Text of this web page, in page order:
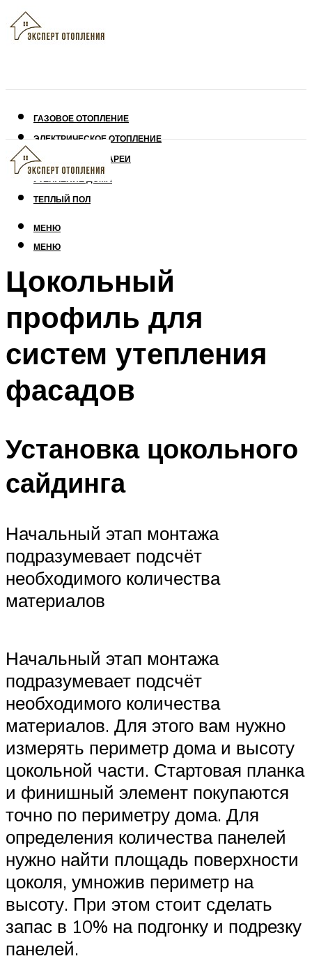
ГАЗОВОЕ ОТОПЛЕНИЕ
ЭЛЕКТРИЧЕСКОЕ ОТОПЛЕНИЕ
СОЛНЕЧНЫЕ БАТАРЕИ
УТЕПЛЕНИЕ ДОМА
ТЕПЛЫЙ ПОЛ
МЕНЮ
МЕНЮ
Цокольный
профиль для
систем утепления
фасадов
Установка цокольного
сайдинга
Начальный этап монтажа
подразумевает подсчёт
необходимого количества
материалов
Начальный этап монтажа
подразумевает подсчёт
необходимого количества
материалов. Для этого вам нужно
измерять периметр дома и высоту
цокольной части. Стартовая планка
и финишный элемент покупаются
точно по периметру дома. Для
определения количества панелей
нужно найти площадь поверхности
цоколя, умножив периметр на
высоту. При этом стоит сделать
запас в 10% на подгонку и подрезку
панелей.